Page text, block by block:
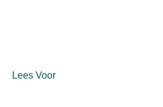
Lees Voor